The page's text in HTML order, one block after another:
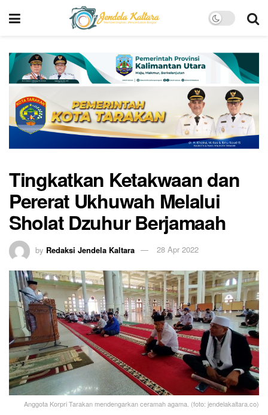
Tingkatkan Ketakwaan dan
Pererat Ukhuwah Melalui
Sholat Dzuhur Berjamaah
by Redaksi Jendela Kaltara 28 Apr 2022
Anggota Korpri Tarakan mendengarkan ceramah agama. (foto: jendelakaltara.co)